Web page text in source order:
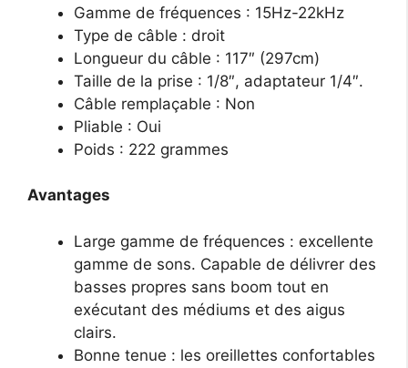
Gamme de fréquences : 15Hz-22kHz
Type de câble : droit
Longueur du câble : 117″ (297cm)
Taille de la prise : 1/8″, adaptateur 1/4″.
Câble remplaçable : Non
Pliable : Oui
Poids : 222 grammes
Avantages
Large gamme de fréquences : excellente
gamme de sons. Capable de délivrer des
basses propres sans boom tout en
exécutant des médiums et des aigus
clairs.
Bonne tenue : les oreillettes confortables